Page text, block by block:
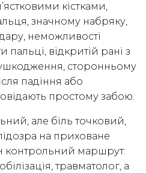
кістками,
значному набряку,
неможливості
пальці, відкритій рані з
сторонньому
падіння або
простому забою.
але біль точковий,
на приховане
контрольний маршрут:
травматолог, а